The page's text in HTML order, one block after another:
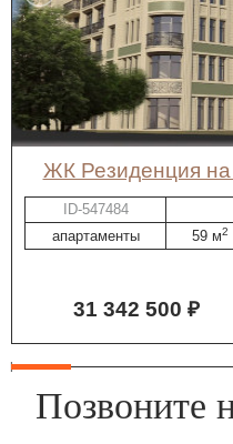
ЖК Резиденция на
ID-547484
апартаменты
59 м2
31 342 500 ₽
Позвоните